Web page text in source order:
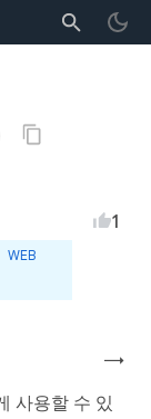
WEB
1
→
사용할 수 있